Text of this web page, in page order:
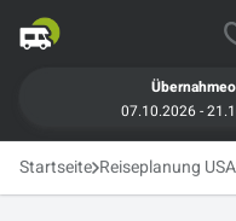
07.10.2026 -
Startseite Reiseplanung USA